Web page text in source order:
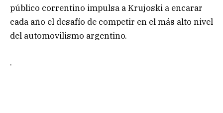
público correntino impulsa a Krujoski a encarar
cada año el desafío de competir en el más alto nivel
del automovilismo argentino.
.